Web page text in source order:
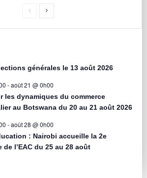
générales le 13 août 2026
-août 21 @ 0h00
les dynamiques du commerce
au Botswana du 20 au 21 août 2026
-août 28 @ 0h00
: Nairobi accueille la 2e
de l’EAC du 25 au 28 août